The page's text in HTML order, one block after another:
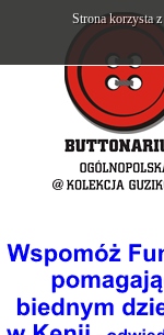
Strona korzysta